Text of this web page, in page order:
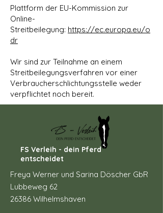
Plattform der EU-Kommission zur
Online-
Streitbeilegung: https://ec.europa.eu/o
dr
Wir sind zur Teilnahme an einem
Streitbeilegungsverfahren vor einer
Verbraucherschlichtungsstelle weder
verpflichtet noch bereit.
FS Verleih - dein Pferd
entscheidet
Freya Werner und Sarina Döscher GbR
Lubbeweg 62
26386 Wilhelmshaven